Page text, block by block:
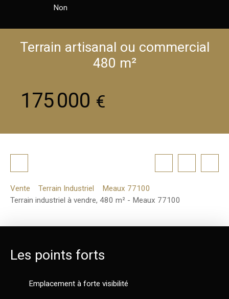
Non
Terrain artisanal ou commercial
480 m²
175 000 €
Vente Terrain Industriel
Meaux 77100
Terrain industriel à vendre, 480 m² - Meaux 77100
Les points forts
Emplacement à forte visibilité